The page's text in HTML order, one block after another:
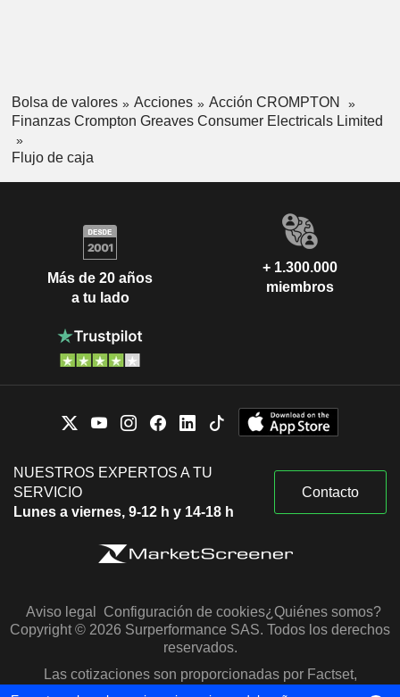
Bolsa de valores Acciones
Acción CROMPTON
Finanzas Crompton Greaves Consumer Electricals Limited
Flujo de caja
Más de 20 años
a tu lado
+ 1.300.000
miembros
NUESTROS EXPERTOS A TU
SERVICIO
Lunes a viernes, 9-12 h y 14-18 h
Contacto
Aviso legal Configuración de cookies¿Quiénes somos?
Copyright © 2026 Surperformance SAS. Todos los derechos
reservados.
Las cotizaciones son proporcionadas por Factset,
Morningstar y S&P Capital IQ